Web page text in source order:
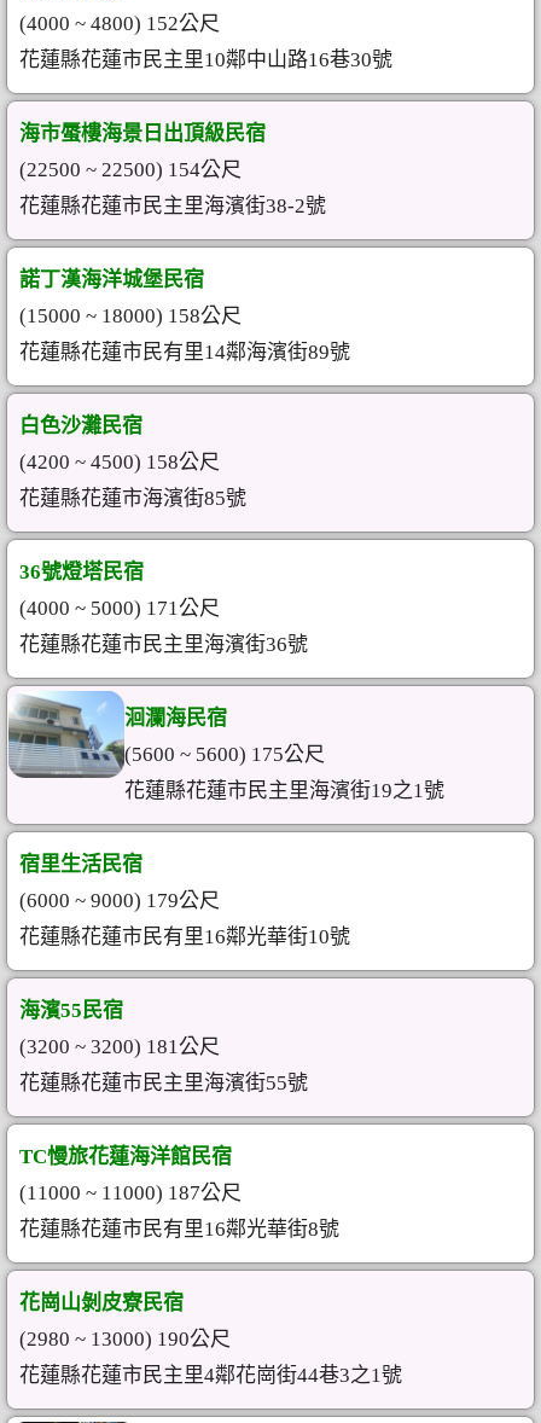
(4000 ~ 4800) 152公尺
花蓮縣花蓮市民主里10鄰中山路16巷30號
海市蜃樓海景日出頂級民宿
(22500 ~ 22500) 154公尺
花蓮縣花蓮市民主里海濱街38-2號
諾丁漢海洋城堡民宿
(15000 ~ 18000) 158公尺
花蓮縣花蓮市民有里14鄰海濱街89號
白色沙灘民宿
(4200 ~ 4500) 158公尺
花蓮縣花蓮市海濱街85號
36號燈塔民宿
(4000 ~ 5000) 171公尺
花蓮縣花蓮市民主里海濱街36號
洄瀾海民宿
(5600 ~ 5600) 175公尺
花蓮縣花蓮市民主里海濱街19之1號
宿里生活民宿
(6000 ~ 9000) 179公尺
花蓮縣花蓮市民有里16鄰光華街10號
海濱55民宿
(3200 ~ 3200) 181公尺
花蓮縣花蓮市民主里海濱街55號
TC慢旅花蓮海洋館民宿
(11000 ~ 11000) 187公尺
花蓮縣花蓮市民有里16鄰光華街8號
花崗山剝皮寮民宿
(2980 ~ 13000) 190公尺
花蓮縣花蓮市民主里4鄰花崗街44巷3之1號